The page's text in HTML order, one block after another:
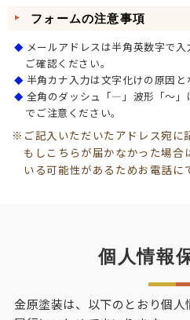
フォームの注意事項
メールアドレスは半角英数字で
ご確認ください。
半角カナ入力は文字化けの原因と
全角のダッシュ「―」波形「～」
でご注意ください。
ご記入いただいたアドレス宛に
もしこちらが届かなかった場合
いる可能性があるためお電話に
個人情報
金原塗装は、以下のとおり個